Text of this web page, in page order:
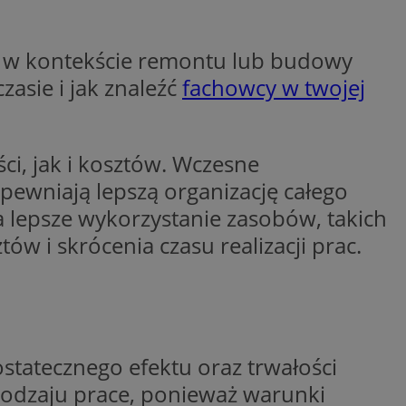
kontekście remontu lub budowy
i jak znaleźćfachowcy w twojej
jak i kosztów. Wczesne
lepszą organizację całego
wykorzystanie zasobów, takich
i skrócenia czasu realizacji prac.
efektu oraz trwałości
prace, ponieważ warunki
na
dla
dane, takie
internetową lub
w celu
strony
Microsoft
informacji
Microsoft
informacji
stron w jedną
wysiłków
z reklamami
for
reklam
które
za
Opis